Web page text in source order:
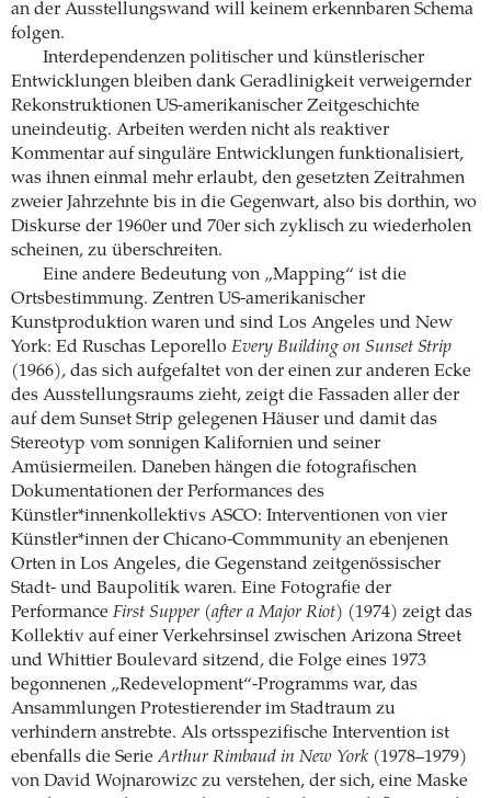
an der Ausstellungswand will keinem erkennbaren Schema
folgen.
Interdependenzen politischer und künstlerischer
Entwicklungen bleiben dank Geradlinigkeit verweigernder
Rekonstruktionen US-amerikanischer Zeitgeschichte
uneindeutig. Arbeiten werden nicht als reaktiver
Kommentar auf singuläre Entwicklungen funktionalisiert,
was ihnen einmal mehr erlaubt, den gesetzten Zeitrahmen
zweier Jahrzehnte bis in die Gegenwart, also bis dorthin, wo
Diskurse der 1960er und 70er sich zyklisch zu wiederholen
scheinen, zu überschreiten.
Eine andere Bedeutung von „Mapping“ ist die
Ortsbestimmung. Zentren US-amerikanischer
Kunstproduktion waren und sind Los Angeles und New
York: Ed Ruschas Leporello Every Building on Sunset Strip
(1966), das sich aufgefaltet von der einen zur anderen Ecke
des Ausstellungsraums zieht, zeigt die Fassaden aller der
auf dem Sunset Strip gelegenen Häuser und damit das
Stereotyp vom sonnigen Kalifornien und seiner
Amüsiermeilen. Daneben hängen die fotografischen
Dokumentationen der Performances des
Künstler*innenkollektivs ASCO: Interventionen von vier
Künstler*innen der Chicano-Commmunity an ebenjenen
Orten in Los Angeles, die Gegenstand zeitgenössischer
Stadt- und Baupolitik waren. Eine Fotografie der
Performance First Supper (after a Major Riot) (1974) zeigt das
Kollektiv auf einer Verkehrsinsel zwischen Arizona Street
und Whittier Boulevard sitzend, die Folge eines 1973
begonnenen „Redevelopment“-Programms war, das
Ansammlungen Protestierender im Stadtraum zu
verhindern anstrebte. Als ortsspezifische Intervention ist
ebenfalls die SerieArthur Rimbaud in New York (1978–1979)
von David Wojnarowizc zu verstehen, der sich, eine Maske